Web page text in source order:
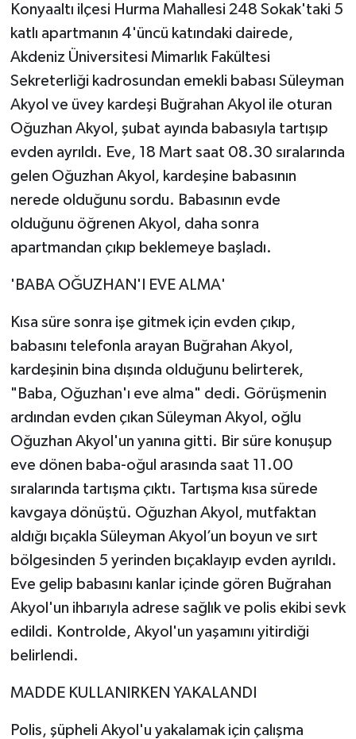
Konyaaltı ilçesi Hurma Mahallesi 248 Sokak'taki 5
katlı apartmanın 4'üncü katındaki dairede,
Akdeniz Üniversitesi Mimarlık Fakültesi
Sekreterliği kadrosundan emekli babası Süleyman
Akyol ve üvey kardeşi Buğrahan Akyol ile oturan
Oğuzhan Akyol, şubat ayında babasıyla tartışıp
evden ayrıldı. Eve, 18 Mart saat 08.30 sıralarında
gelen Oğuzhan Akyol, kardeşine babasının
nerede olduğunu sordu. Babasının evde
olduğunu öğrenen Akyol, daha sonra
apartmandan çıkıp beklemeye başladı.
'BABA OĞUZHAN'I EVE ALMA'
Kısa süre sonra işe gitmek için evden çıkıp,
babasını telefonla arayan Buğrahan Akyol,
kardeşinin bina dışında olduğunu belirterek,
"Baba, Oğuzhan'ı eve alma" dedi. Görüşmenin
ardından evden çıkan Süleyman Akyol, oğlu
Oğuzhan Akyol'un yanına gitti. Bir süre konuşup
eve dönen baba-oğul arasında saat 11.00
sıralarında tartışma çıktı. Tartışma kısa sürede
kavgaya dönüştü. Oğuzhan Akyol, mutfaktan
aldığı bıçakla Süleyman Akyol’un boyun ve sırt
bölgesinden 5 yerinden bıçaklayıp evden ayrıldı.
Eve gelip babasını kanlar içinde gören Buğrahan
Akyol'un ihbarıyla adrese sağlık ve polis ekibi sevk
edildi. Kontrolde, Akyol'un yaşamını yitirdiği
belirlendi.
MADDE KULLANIRKEN YAKALANDI
Polis, şüpheli Akyol'u yakalamak için çalışma
Turizm
Yaşam